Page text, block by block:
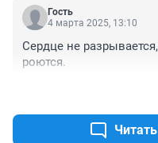
Гость
4 марта 2025, 13:10
Сердце не
роются.